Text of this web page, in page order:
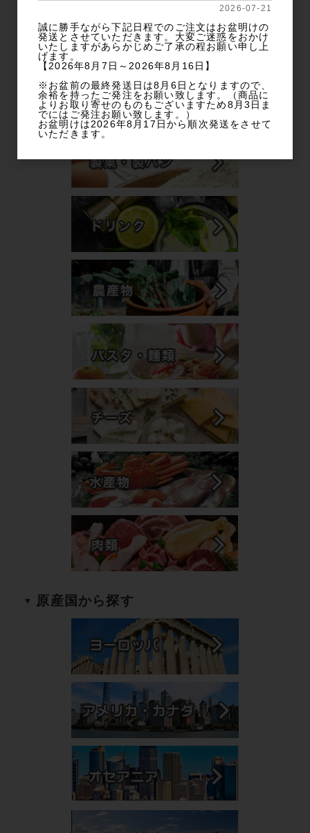
原産国から探す
2026-07-21
誠に勝手ながら下記日程でのご注文はお盆明けの
発送とさせていただきます。大変ご迷惑をおかけ
いたしますがあらかじめご了承の程お願い申し上
げます。
【2026年8月7日～2026年8月16日】
※お盆前の最終発送日は8月6日となりますので、
余裕を持ったご発注をお願い致します。（商品に
よりお取り寄せのものもございますため8月3日ま
でにはご発注お願い致します。）
お盆明けは2026年8月17日から順次発送をさせて
いただきます。